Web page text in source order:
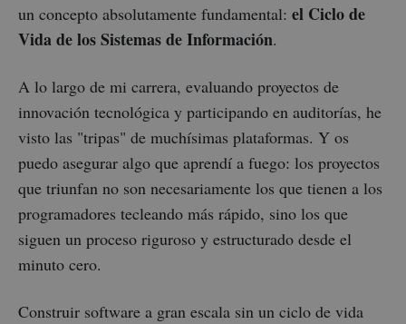
un concepto absolutamente fundamental: el Ciclo de
Vida de los Sistemas de Información.
A lo largo de mi carrera, evaluando proyectos de
innovación tecnológica y participando en auditorías, he
visto las "tripas" de muchísimas plataformas. Y os
puedo asegurar algo que aprendí a fuego: los proyectos
que triunfan no son necesariamente los que tienen a los
programadores tecleando más rápido, sino los que
siguen un proceso riguroso y estructurado desde el
minuto cero.
Construir software a gran escala sin un ciclo de vida